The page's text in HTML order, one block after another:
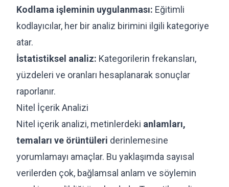
Kodlama işleminin uygulanması: Eğitimli
kodlayıcılar, her bir analiz birimini ilgili kategoriye
atar.
İstatistiksel analiz: Kategorilerin frekansları,
yüzdeleri ve oranları hesaplanarak sonuçlar
raporlanır.
Nitel İçerik Analizi
Nitel içerik analizi, metinlerdeki anlamları,
temaları ve örüntüleri derinlemesine
yorumlamayı amaçlar. Bu yaklaşımda sayısal
verilerden çok, bağlamsal anlam ve söylemin